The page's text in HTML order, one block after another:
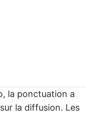
la ponctuation a
la diffusion. Les